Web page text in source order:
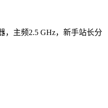
，主频2.5 GHz，新手站长分